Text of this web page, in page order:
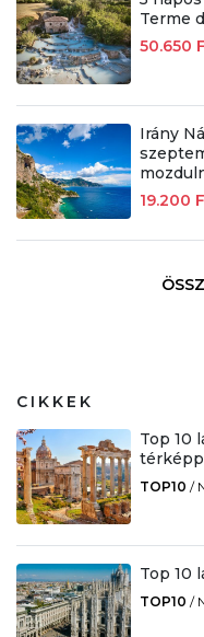
Terme
50.650
Irány
19.200
CIKKEK
Top 10
TOP10 /
Top 10
TOP10 /